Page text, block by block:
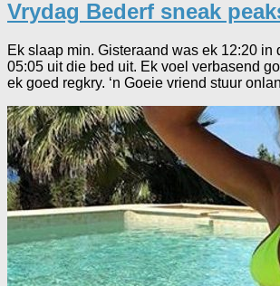
Vrydag Bederf sneak
Ek slaap min. Gisteraand was ek 12:20 in
05:05 uit die bed uit. Ek voel verbasend
ek goed regkry. ‘n Goeie vriend stuur